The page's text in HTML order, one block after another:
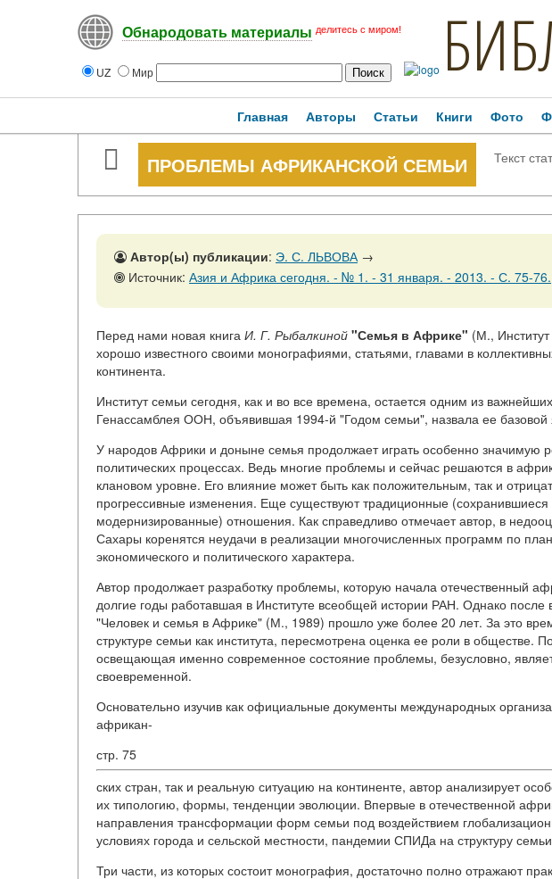
Обнародовать материалы делитесь с миром!
UZ Мир
Главная Авторы Статьи Книги Фото
ПРОБЛЕМЫ АФРИКАНСКОЙ СЕМЬИ Текст
Автор(ы) публикации: Э. С. ЛЬВОВА→
Источник: Азия и Африка сегодня. - № 1. - 31 января. - 2013. - С. 75-76.
Перед нами новая книга И. Г. Рыбалкиной "Семья в Африке" (М.,
хорошо известного своими монографиями, статьями, главами в
континента.
Институт семьи сегодня, как и во все времена, остается одним из
Генассамблея ООН, объявившая 1994-й "Годом семьи", назвала ее базовой
У народов Африки и доныне семья продолжает играть особенно значимую
политических процессах. Ведь многие проблемы и сейчас решаются в
клановом уровне. Его влияние может быть как положительным, так и
прогрессивные изменения. Еще существуют традиционные (сохранившиеся
модернизированные) отношения. Как справедливо отмечает автор, в
Сахары коренятся неудачи в реализации многочисленных программ по
экономического и политического характера.
Автор продолжает разработку проблемы, которую начала отечественный
долгие годы работавшая в Институте всеобщей истории РАН. Однако
"Человек и семья в Африке" (М., 1989) прошло уже более 20 лет. За это
структуре семьи как института, пересмотрена оценка ее роли в обществе.
освещающая именно современное состояние проблемы, безусловно,
своевременной.
Основательно изучив как официальные документы международных
африкан-
стр. 75
ских стран, так и реальную ситуацию на континенте, автор анализирует
их типологию, формы, тенденции эволюции. Впервые в отечественной
направления трансформации форм семьи под воздействием
условиях города и сельской местности, пандемии СПИДа на структуру
Три части, из которых состоит монография, достаточно полно отражают